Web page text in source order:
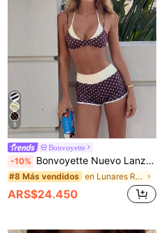
5
Bonvoyette
-10% Bonvoyette Nuevo Lanzamiento Primavera/Verano Traje de Baño de Dos Piezas Estilo Retro Americano Rosa & Azul con Estampado de Sardina de Dibujos Animados Dopamina, Conjunto de 2 Piezas
#8 Más vendidos en Lunares Ropa de playa para mujeres
ARS$24.450